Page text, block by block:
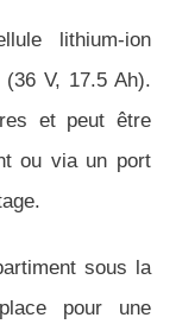
lithium-ion
V, 17.5 Ah).
et peut être
ou via un port
sous la
pour une